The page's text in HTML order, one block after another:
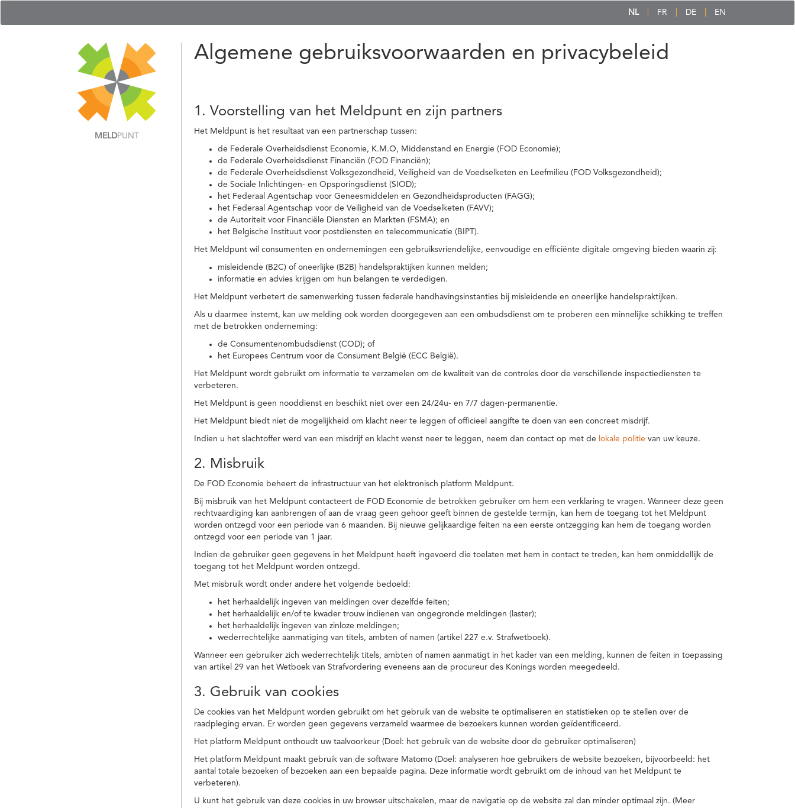
NL FR DE EN
MELDPUNT
Algemene gebruiksvoorwaarden en privacybeleid
1. Voorstelling van het Meldpunt en zijn partners
Het Meldpunt is het resultaat van een partnerschap tussen:
de Federale Overheidsdienst Economie, K.M.O, Middenstand en Energie (FOD Economie);
de Federale Overheidsdienst Financiën (FOD Financiën);
de Federale Overheidsdienst Volksgezondheid, Veiligheid van de Voedselketen en Leefmilieu (FOD Volksgezondheid);
de Sociale Inlichtingen- en Opsporingsdienst (SIOD);
het Federaal Agentschap voor Geneesmiddelen en Gezondheidsproducten (FAGG);
het Federaal Agentschap voor de Veiligheid van de Voedselketen (FAVV);
de Autoriteit voor Financiële Diensten en Markten (FSMA); en
het Belgische Instituut voor postdiensten en telecommunicatie (BIPT).
Het Meldpunt wil consumenten en ondernemingen een gebruiksvriendelijke, eenvoudige en efficiënte digitale omgeving bieden waarin zij:
misleidende (B2C) of oneerlijke (B2B) handelspraktijken kunnen melden;
informatie en advies krijgen om hun belangen te verdedigen.
Het Meldpunt verbetert de samenwerking tussen federale handhavingsinstanties bij misleidende en oneerlijke handelspraktijken.
Als u daarmee instemt, kan uw melding ook worden doorgegeven aan een ombudsdienst om te proberen een minnelijke schikking te treffen
met de betrokken onderneming:
de Consumentenombudsdienst (COD); of
het Europees Centrum voor de Consument België (ECC België).
Het Meldpunt wordt gebruikt om informatie te verzamelen om de kwaliteit van de controles door de verschillende inspectiediensten te
verbeteren.
Het Meldpunt is geen nooddienst en beschikt niet over een 24/24u- en 7/7 dagen-permanentie.
Het Meldpunt biedt niet de mogelijkheid om klacht neer te leggen of officieel aangifte te doen van een concreet misdrijf.
Indien u het slachtoffer werd van een misdrijf en klacht wenst neer te leggen, neem dan contact op met de lokale politie van uw keuze.
2. Misbruik
De FOD Economie beheert de infrastructuur van het elektronisch platform Meldpunt.
Bij misbruik van het Meldpunt contacteert de FOD Economie de betrokken gebruiker om hem een verklaring te vragen. Wanneer deze geen
rechtvaardiging kan aanbrengen of aan de vraag geen gehoor geeft binnen de gestelde termijn, kan hem de toegang tot het Meldpunt
worden ontzegd voor een periode van 6 maanden. Bij nieuwe gelijkaardige feiten na een eerste ontzegging kan hem de toegang worden
ontzegd voor een periode van 1 jaar.
Indien de gebruiker geen gegevens in het Meldpunt heeft ingevoerd die toelaten met hem in contact te treden, kan hem onmiddellijk de
toegang tot het Meldpunt worden ontzegd.
Met misbruik wordt onder andere het volgende bedoeld:
het herhaaldelijk ingeven van meldingen over dezelfde feiten;
het herhaaldelijk en/of te kwader trouw indienen van ongegronde meldingen (laster);
het herhaaldelijk ingeven van zinloze meldingen;
wederrechtelijke aanmatiging van titels, ambten of namen (artikel 227 e.v. Strafwetboek).
Wanneer een gebruiker zich wederrechtelijk titels, ambten of namen aanmatigt in het kader van een melding, kunnen de feiten in toepassing
van artikel 29 van het Wetboek van Strafvordering eveneens aan de procureur des Konings worden meegedeeld.
3. Gebruik van cookies
De cookies van het Meldpunt worden gebruikt om het gebruik van de website te optimaliseren en statistieken op te stellen over de
raadpleging ervan. Er worden geen gegevens verzameld waarmee de bezoekers kunnen worden geïdentificeerd.
Het platform Meldpunt onthoudt uw taalvoorkeur (Doel: het gebruik van de website door de gebruiker optimaliseren)
Het platform Meldpunt maakt gebruik van de software Matomo (Doel: analyseren hoe gebruikers de website bezoeken, bijvoorbeeld: het
aantal totale bezoeken of bezoeken aan een bepaalde pagina. Deze informatie wordt gebruikt om de inhoud van het Meldpunt te
verbeteren).
U kunt het gebruik van deze cookies in uw browser uitschakelen, maar de navigatie op de website zal dan minder optimaal zijn. (Meer